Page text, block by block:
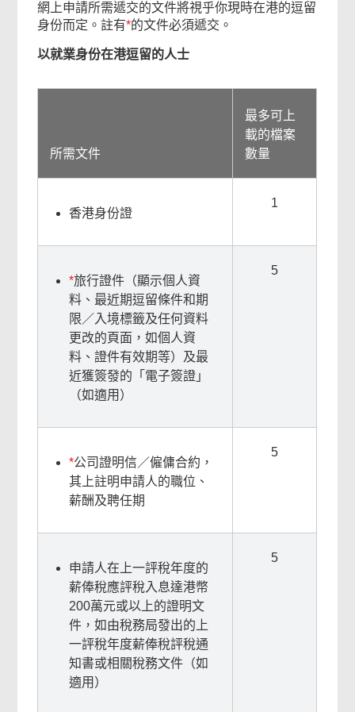
網上申請所需遞交的文件將視乎你現時在港的逗留
身份而定。註有*的文件必須遞交。
以就業身份在港逗留的人士
所需文件
最多可上
載的檔案
數量
香港身份證
1
*旅行證件（顯示個人資
料、最近期逗留條件和期
限／入境標籤及任何資料
更改的頁面，如個人資
料、證件有效期等）及最
近獲簽發的「電子簽證」
（如適用）
5
*公司證明信／僱傭合約，
其上註明申請人的職位、
薪酬及聘任期
5
申請人在上一評稅年度的
薪俸稅應評稅入息達港幣
200萬元或以上的證明文
件，如由稅務局發出的上
一評稅年度薪俸稅評稅通
知書或相關稅務文件（如
適用）
5